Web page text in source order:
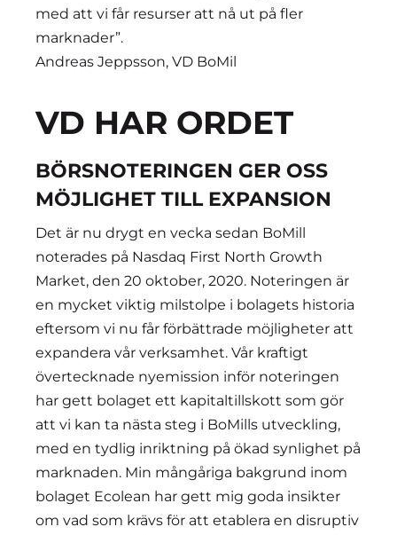
med att vi får resurser att nå ut på fler
marknader”.
Andreas Jeppsson, VD BoMil
VD HAR ORDET
BÖRSNOTERINGEN GER OSS
MÖJLIGHET TILL EXPANSION
Det är nu drygt en vecka sedan BoMill
noterades på Nasdaq First North Growth
Market, den 20 oktober, 2020. Noteringen är
en mycket viktig milstolpe i bolagets historia
eftersom vi nu får förbättrade möjligheter att
expandera vår verksamhet. Vår kraftigt
övertecknade nyemission inför noteringen
har gett bolaget ett kapitaltillskott som gör
att vi kan ta nästa steg i BoMills utveckling,
med en tydlig inriktning på ökad synlighet på
marknaden. Min mångåriga bakgrund inom
bolaget Ecolean har gett mig goda insikter
om vad som krävs för att etablera en disruptiv